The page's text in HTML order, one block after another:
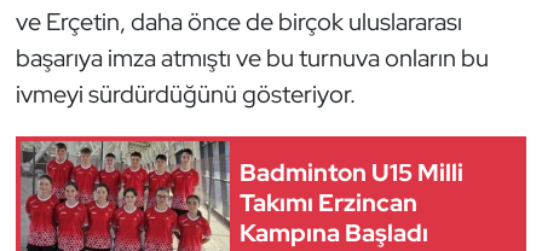
ve Erçetin, daha önce de birçok uluslararası
başarıya imza atmıştı ve bu turnuva onların bu
ivmeyi sürdürdüğünü gösteriyor.
Badminton U15 Milli
Takımı Erzincan
Kampına Başladı
Modern Pentatlon
Motor Sporları
Muay Thai
Okçuluk